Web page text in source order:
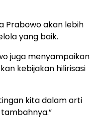
Prabowo akan lebih
yang baik.
juga menyampaikan
kebijakan hilirisasi
kita dalam arti